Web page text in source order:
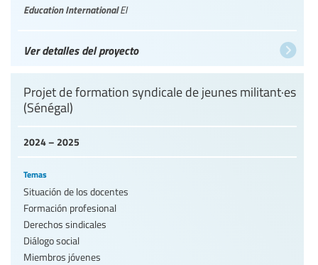
Education InternationalEI
Ver detalles del proyecto
2024 – 2025
Projet de formation syndicale de jeunes militant·es
(Sénégal)
Temas
Situación de los docentes
Formación profesional
Derechos sindicales
Diálogo social
Miembros jóvenes